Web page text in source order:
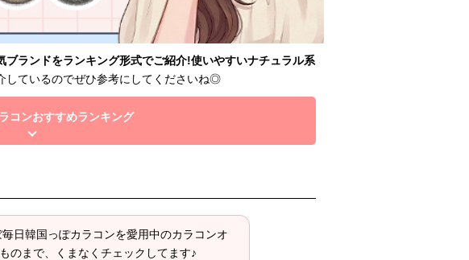
ブランドをランキング形式でご紹介!使いやすいナチュラル系
しているのでぜひ参考にしてくださいね◎
コンおすすめランキング
日韓国っぽカラコンを愛用中のカラコンオ
のまで、くまなくチェックしてます♪